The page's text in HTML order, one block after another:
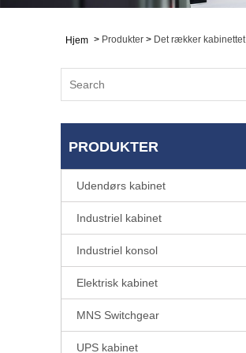
Hjem > Produkter > Det rækker kabinettet
PRODUKTER
Udendørs kabinet
Industriel kabinet
Industriel konsol
Elektrisk kabinet
MNS Switchgear
UPS kabinet